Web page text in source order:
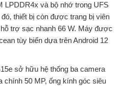
LPDDR4x và bộ nhớ trong UFS
thiết bị còn được trang bị viên
trợ sạc nhanh 66 W. Máy được
tùy biến dựa trên Android 12
sở hữu hệ thống ba camera
50 MP, ống kính góc siêu